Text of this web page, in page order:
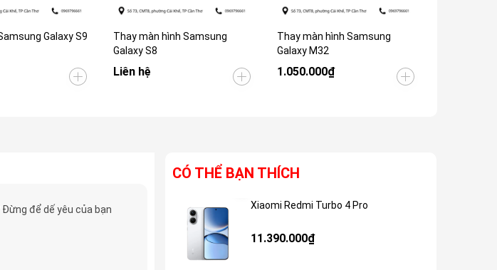
Galaxy S9
Thay màn hình Samsung
Galaxy S8
Liên hệ
Thay màn hình Samsung
Galaxy M32
1.050.000₫
để dế yêu của bạn
CÓ THỂ BẠN THÍCH
Xiaomi Redmi Turbo 4 Pro
11.390.000₫